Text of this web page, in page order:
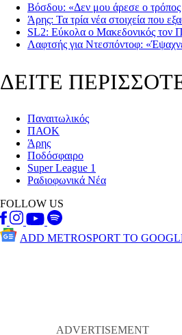
Βόσδου: «Δεν μου άρεσε ο τρόπος
Άρης: Τα τρία νέα στοιχεία που
SL2: Εύκολα ο Μακεδονικός
Λαφτσής για Ντεσπόντοφ:
ΔΕΙΤΕ
Παναιτωλικός
ΠΑΟΚ
Άρης
Ποδόσφαιρο
Super League 1
Ραδιοφωνικά Νέα
FOLLOW US
ADD METROSPORT TO